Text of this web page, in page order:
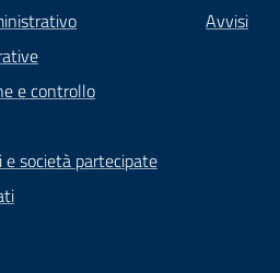
e controllo
e società partecipate
Avvisi